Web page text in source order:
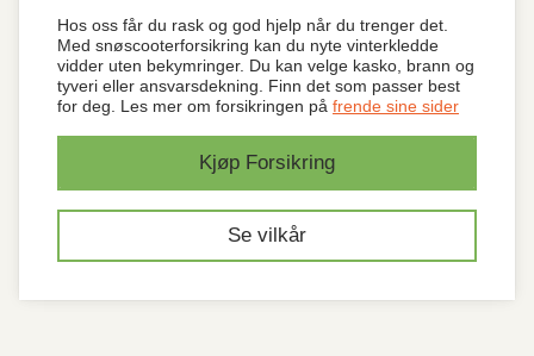
Hos oss får du rask og god hjelp når du trenger det.
Med snøscooterforsikring kan du nyte vinterkledde
vidder uten bekymringer. Du kan velge kasko, brann og
tyveri eller ansvarsdekning. Finn det som passer best
for deg. Les mer om forsikringen på frende sine sider
Kjøp Forsikring
Se vilkår